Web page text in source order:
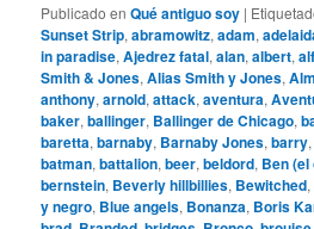
Publicado en Qué antiguo soy |
Sunset Strip,abramowitz,adam,
in paradise,Ajedrez fatal,alan,albert,
Smith & Jones,Alias Smith y Jones,
anthony,arnold,attack,aventura,
baker,ballinger, Ballinger de Chicago,
baretta,barnaby, Barnaby Jones,barry
batman,battalion,beer,beldord, Ben (el
bernstein, Beverly hillbillies, Bewitched,
y negro, Blue angels, Bonanza, Boris